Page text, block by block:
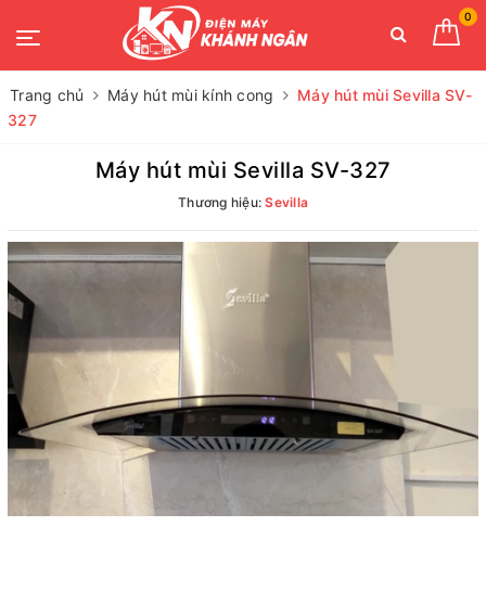
0
Trang chủ Máy hút mùi kính cong
Máy hút mùi Sevilla SV-
327
Máy hút mùi Sevilla SV-327
Thương hiệu:Sevilla